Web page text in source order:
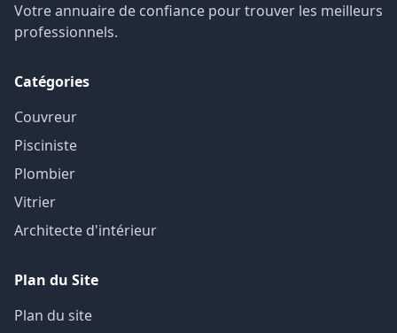
Votre annuaire de confiance pour trouver les meilleurs
professionnels.
Catégories
Couvreur
Pisciniste
Plombier
Vitrier
Architecte d'intérieur
Plan du Site
Plan du site